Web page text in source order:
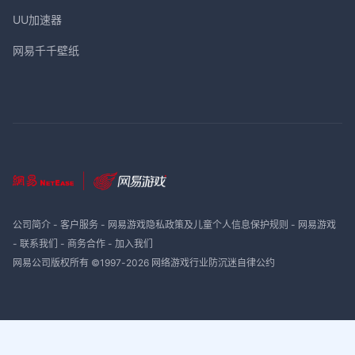
UU加速器
网易千千壁纸
公司简介- 客户服务- 网易游戏隐私政策及儿童个人信息保护规则 - 网易游戏
- 联系我们 - 商务合作- 加入我们
网易公司版权所有 ©1997-2026 网络游戏行业防沉迷自律公约